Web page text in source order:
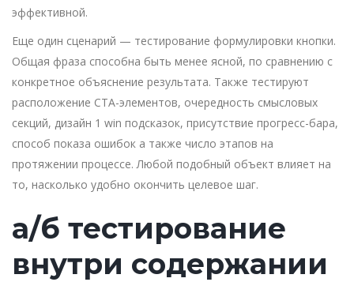
эффективной.
Еще один сценарий — тестирование формулировки кнопки.
Общая фраза способна быть менее ясной, по сравнению с
конкретное объяснение результата. Также тестируют
расположение CTA-элементов, очередность смысловых
секций, дизайн 1 win подсказок, присутствие прогресс-бара,
способ показа ошибок а также число этапов на
протяжении процессе. Любой подобный объект влияет на
то, насколько удобно окончить целевое шаг.
а/б тестирование
внутри содержании